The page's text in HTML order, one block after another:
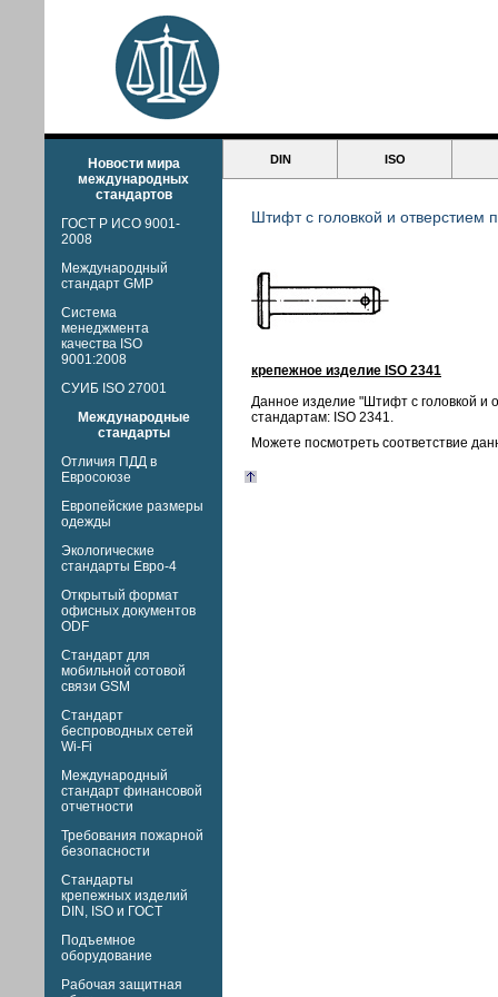
Новости мира
международных
стандартов
ГОСТ Р ИСО 9001-
2008
Международный
стандарт GMP
Система
менеджмента
качества ISO
9001:2008
СУИБ ISO 27001
Международные
стандарты
Отличия ПДД в
Евросоюзе
Европейские размеры
одежды
Экологические
стандарты Евро-4
Открытый формат
офисных документов
ODF
Стандарт для
мобильной сотовой
связи GSM
Стандарт
беспроводных сетей
Wi-Fi
Международный
стандарт финансовой
отчетности
Требования пожарной
безопасности
Стандарты
крепежных изделий
DIN, ISO и ГОСТ
Подъемное
оборудование
Рабочая защитная
DIN ISO
Штифт с головкой и отверстием
крепежное изделие ISO 2341
Данное изделие "Штифт с головкой и
стандартам: ISO 2341.
Можете посмотреть соответствие